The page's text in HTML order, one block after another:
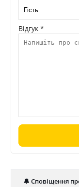
Відгук *
🔔 Сповіщення